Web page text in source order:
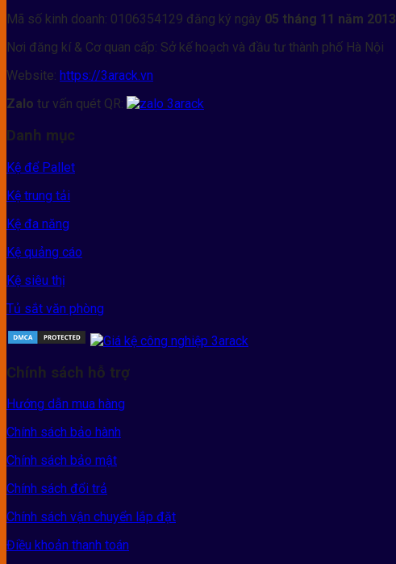
Mã số kinh doanh: 0106354129 đăng ký ngày 05 tháng 11 năm 2013
Nơi đăng kí & Cơ quan cấp: Sở kế hoạch và đầu tư thành phố Hà Nội
Website: https://3arack.vn
Zalo tư vấn quét QR:
Danh mục
Kệ để Pallet
Kệ trung tải
Kệ đa năng
Kệ quảng cáo
Kệ siêu thị
Tủ sắt văn phòng
Chính sách hỗ trợ
Hướng dẫn mua hàng
Chính sách bảo hành
Chính sách bảo mật
Chính sách đổi trả
Chính sách vận chuyển lắp đặt
Điều khoản thanh toán